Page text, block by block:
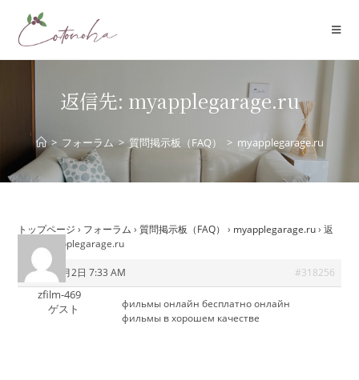
返信先: myapplegarage.ru
> フォーラム > 質問掲示板（FAQ） > myapplegarage.ru
トップページ › フォーラム › 質問掲示板（FAQ） › myapplegarage.ru › 返
信先: myapplegarage.ru
2025年8月2日 7:33 AM #318256
zfilm-469
ゲスト
фильмы онлайн бесплатноонлайн
фильмы в хорошем качестве